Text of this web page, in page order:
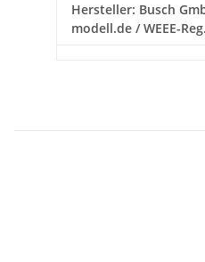
Hersteller: Busch
modell.de / WEEE-